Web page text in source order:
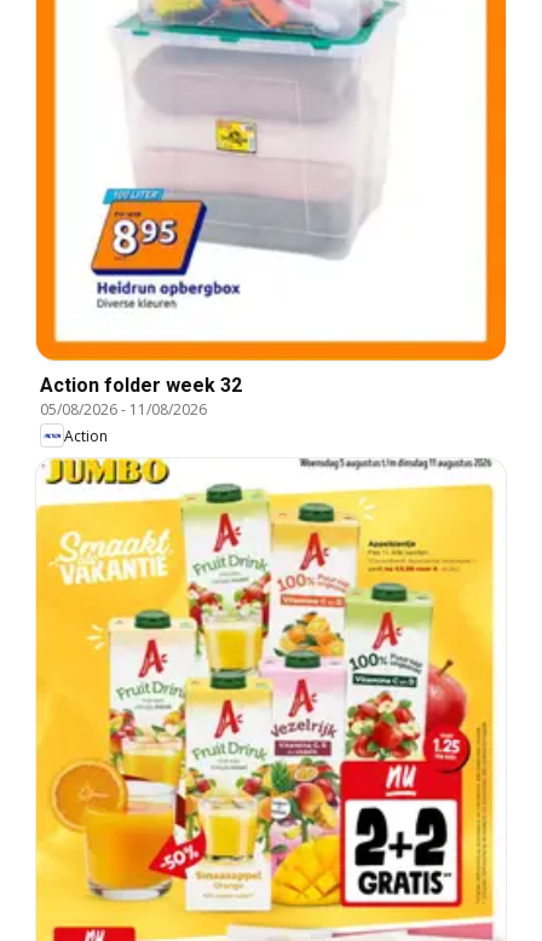
Action folder week 32
05/08/2026- 11/08/2026
Action